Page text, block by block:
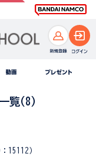
覧(8)
15112）